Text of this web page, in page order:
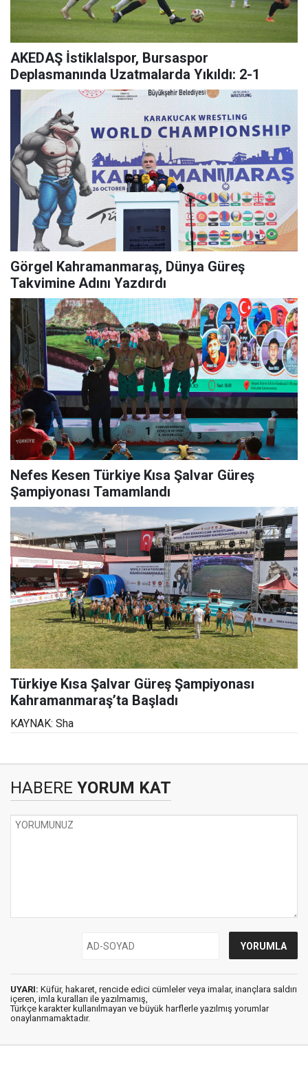
AKEDAŞ İstiklalspor, Bursaspor
Deplasmanında Uzatmalarda Yıkıldı: 2-1
Görgel Kahramanmaraş, Dünya Güreş
Takvimine Adını Yazdırdı
Nefes Kesen Türkiye Kısa Şalvar Güreş
Şampiyonası Tamamlandı
Türkiye Kısa Şalvar Güreş Şampiyonası
Kahramanmaraş’ta Başladı
KAYNAK: Sha
HABERE YORUM KAT
UYARI: Küfür, hakaret, rencide edici cümleler veya imalar, inançlara saldırı
içeren, imla kuralları ile yazılmamış,
Türkçe karakter kullanılmayan ve büyük harflerle yazılmış yorumlar
onaylanmamaktadır.